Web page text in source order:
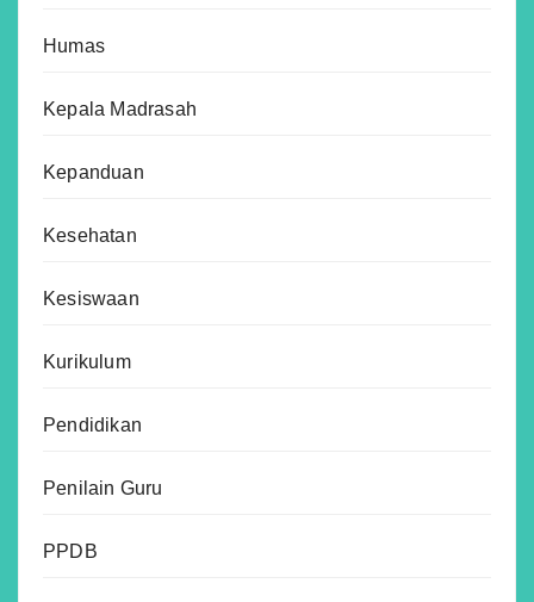
Humas
Kepala Madrasah
Kepanduan
Kesehatan
Kesiswaan
Kurikulum
Pendidikan
Penilain Guru
PPDB